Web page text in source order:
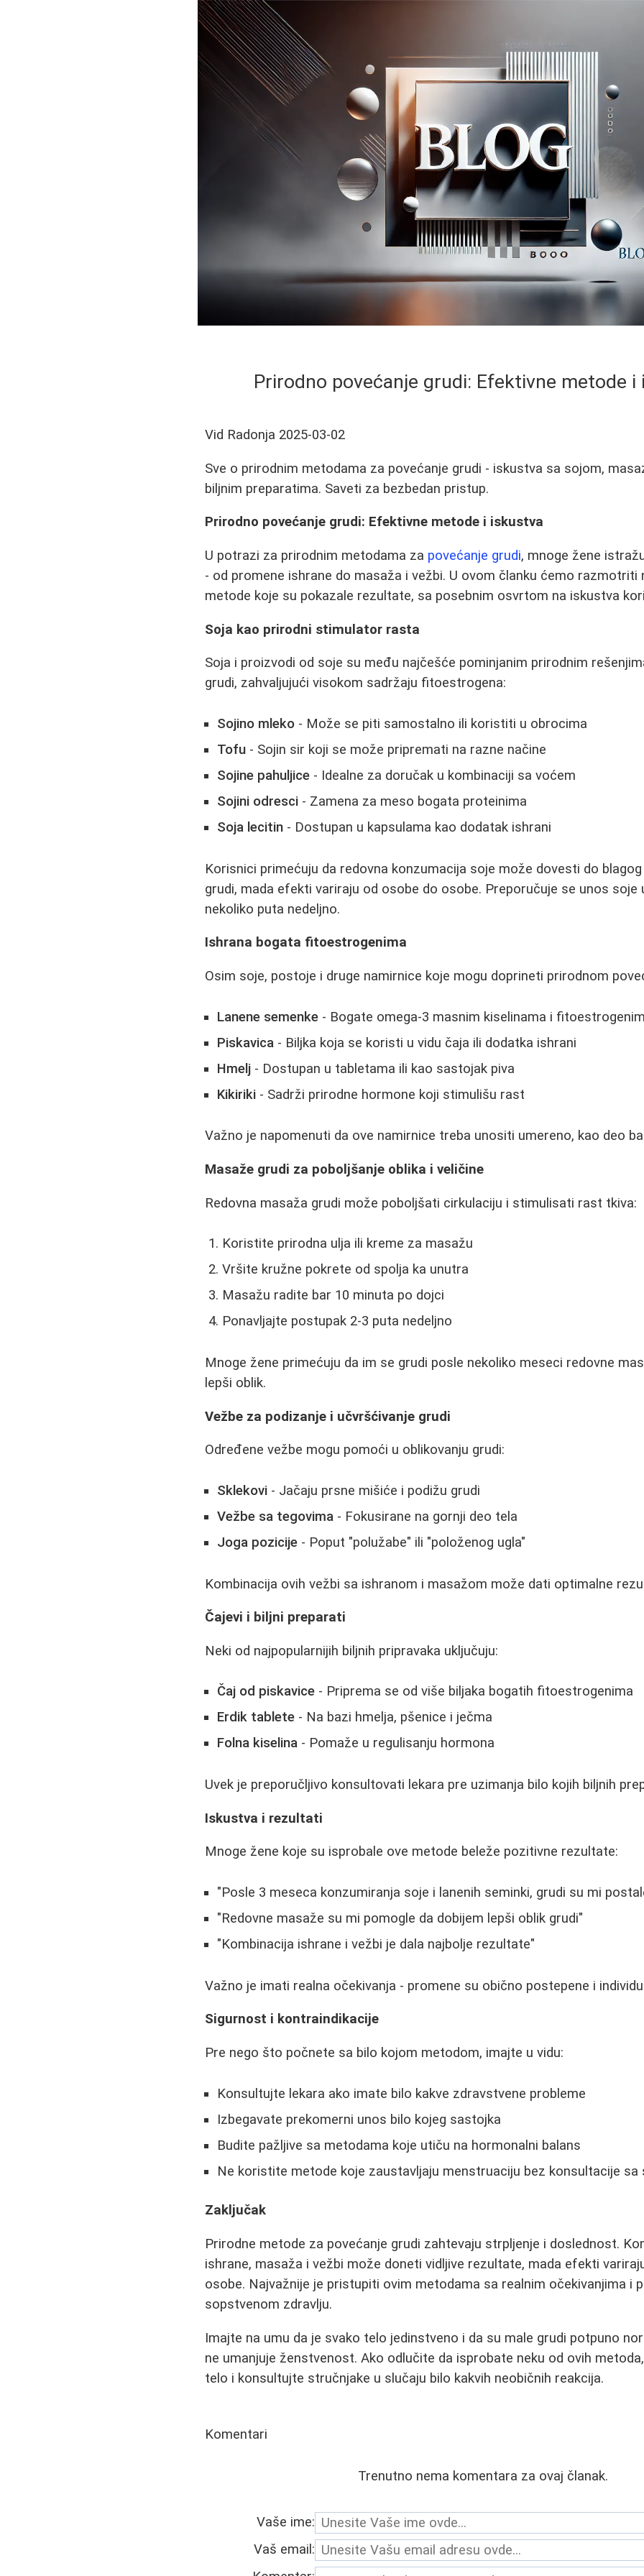
Prirodno povećanje grudi: Efektivne metode i
Vid Radonja 2025-03-02
Sve o prirodnim metodama za povećanje grudi - iskustva sa sojom,
biljnim preparatima. Saveti za bezbedan pristup.
Prirodno povećanje grudi: Efektivne metode i iskustva
U potrazi za prirodnim metodama za povećanje grudi, mnoge žene
- od promene ishrane do masaža i vežbi. U ovom članku ćemo razmotriti
metode koje su pokazale rezultate, sa posebnim osvrtom na iskustva
Soja kao prirodni stimulator rasta
Soja i proizvodi od soje su među najčešće pominjanim prirodnim
grudi, zahvaljujući visokom sadržaju fitoestrogena:
Sojino mleko - Može se piti samostalno ili koristiti u obrocima
Tofu - Sojin sir koji se može pripremati na razne načine
Sojine pahuljice - Idealne za doručak u kombinaciji sa voćem
Sojini odresci - Zamena za meso bogata proteinima
Soja lecitin - Dostupan u kapsulama kao dodatak ishrani
Korisnici primećuju da redovna konzumacija soje može dovesti do
grudi, mada efekti variraju od osobe do osobe. Preporučuje se unos soje
nekoliko puta nedeljno.
Ishrana bogata fitoestrogenima
Osim soje, postoje i druge namirnice koje mogu doprineti prirodnom
Lanene semenke - Bogate omega-3 masnim kiselinama i
Piskavica - Biljka koja se koristi u vidu čaja ili dodatka ishrani
Hmelj - Dostupan u tabletama ili kao sastojak piva
Kikiriki - Sadrži prirodne hormone koji stimulišu rast
Važno je napomenuti da ove namirnice treba unositi umereno, kao deo
Masaže grudi za poboljšanje oblika i veličine
Redovna masaža grudi može poboljšati cirkulaciju i stimulisati rast tkiva:
Koristite prirodna ulja ili kreme za masažu
Vršite kružne pokrete od spolja ka unutra
Masažu radite bar 10 minuta po dojci
Ponavljajte postupak 2-3 puta nedeljno
Mnoge žene primećuju da im se grudi posle nekoliko meseci redovne
lepši oblik.
Vežbe za podizanje i učvršćivanje grudi
Određene vežbe mogu pomoći u oblikovanju grudi:
Sklekovi - Jačaju prsne mišiće i podižu grudi
Vežbe sa tegovima - Fokusirane na gornji deo tela
Joga pozicije - Poput "polužabe" ili "položenog ugla"
Kombinacija ovih vežbi sa ishranom i masažom može dati optimalne
Čajevi i biljni preparati
Neki od najpopularnijih biljnih pripravaka uključuju:
Čaj od piskavice - Priprema se od više biljaka bogatih fitoestrogenima
Erdik tablete - Na bazi hmelja, pšenice i ječma
Folna kiselina - Pomaže u regulisanju hormona
Uvek je preporučljivo konsultovati lekara pre uzimanja bilo kojih biljnih
Iskustva i rezultati
Mnoge žene koje su isprobale ove metode beleže pozitivne rezultate:
"Posle 3 meseca konzumiranja soje i lanenih seminki, grudi su mi
"Redovne masaže su mi pomogle da dobijem lepši oblik grudi"
"Kombinacija ishrane i vežbi je dala najbolje rezultate"
Važno je imati realna očekivanja - promene su obično postepene i
Sigurnost i kontraindikacije
Pre nego što počnete sa bilo kojom metodom, imajte u vidu:
Konsultujte lekara ako imate bilo kakve zdravstvene probleme
Izbegavate prekomerni unos bilo kojeg sastojka
Budite pažljive sa metodama koje utiču na hormonalni balans
Ne koristite metode koje zaustavljaju menstruaciju bez konsultacije sa
Zaključak
Prirodne metode za povećanje grudi zahtevaju strpljenje i doslednost.
ishrane, masaža i vežbi može doneti vidljive rezultate, mada efekti
osobe. Najvažnije je pristupiti ovim metodama sa realnim očekivanjima i
sopstvenom zdravlju.
Imajte na umu da je svako telo jedinstveno i da su male grudi potpuno
ne umanjuje ženstvenost. Ako odlučite da isprobate neku od ovih
telo i konsultujte stručnjake u slučaju bilo kakvih neobičnih reakcija.
Komentari
Trenutno nema komentara za ovaj članak.
Vaše ime:
Vaš email: